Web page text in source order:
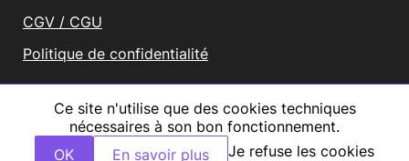
Ce site n'utilise que des cookies techniques
nécessaires à son bon fonctionnement.
OK
En savoir plus Je refuse les cookies
CGV / CGU
Politique de confidentialité
Vous représentez une mairie ?
Tous droits réservés RDV360